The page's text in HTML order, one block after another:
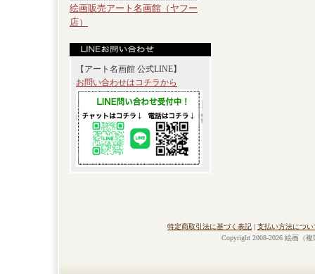
絵画販売アート名画館（ヤフー
店）
【アート名画館 公式LINE】
お問い合わせはコチラから
特定商取引法に基づく表記 | 支払い方法につい
Copyright 2008-2026 絵画（